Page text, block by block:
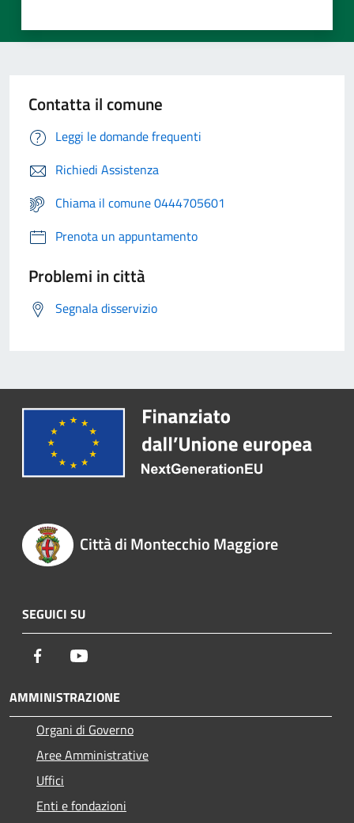
Contatta il comune
Leggi le domande frequenti
Richiedi Assistenza
Chiama il comune 0444705601
Prenota un appuntamento
Problemi in città
Segnala disservizio
Città di Montecchio Maggiore
SEGUICI SU
Facebook
AMMINISTRAZIONE
Organi di Governo
Aree Amministrative
Uffici
Enti e fondazioni